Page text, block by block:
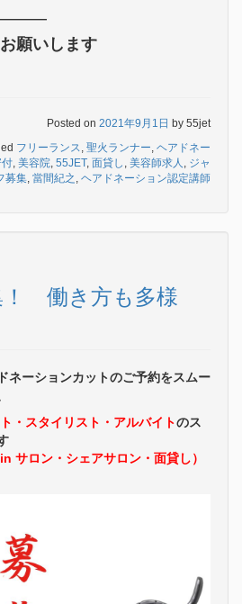
願いします
Posted on 2021年9月1日 by 55jet
フリーランス, 聖火ランナー, ヘアドネー
付, 美容院, 55JET, 面貸し , 美容師求人 , ジャ
募集, 當間紀之 , ヘアドネーション認定講師
！ 働き方も多様
ネーションカットのご予約をスムー
・スタイリスト・アルバイトのス
サロン・シェアサロン・面貸し）